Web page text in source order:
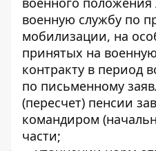
военную службу по
мобилизации, на
принятых на
контракту в период
по письменному
(пересчет) пенсии
командиром
части;